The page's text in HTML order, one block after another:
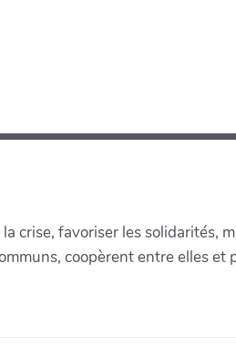
crise, favoriser les solidarités,
coopèrent entre elles et